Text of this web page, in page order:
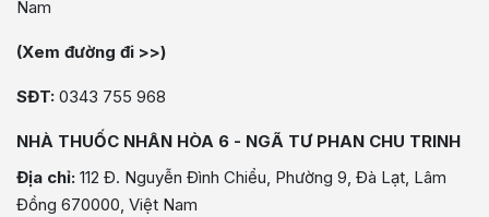
Nam
(Xem đường đi >>)
SĐT: 0343 755 968
NHÀ THUỐC NHÂN HÒA 6 - NGÃ TƯ PHAN CHU TRINH
Địa chỉ: 112 Đ. Nguyễn Đình Chiểu, Phường 9, Đà Lạt, Lâm
Đồng 670000, Việt Nam